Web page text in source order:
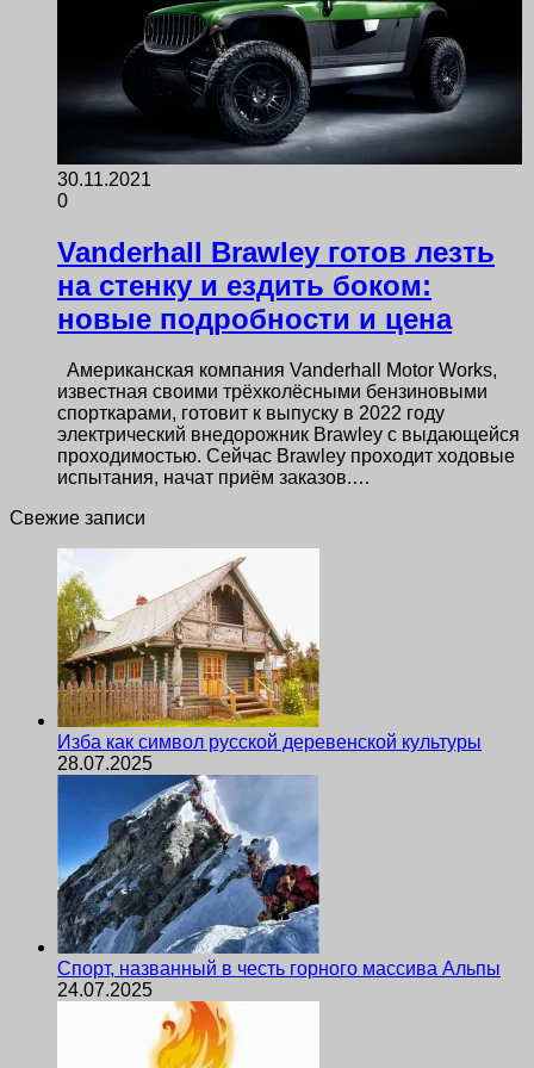
30.11.2021
0
Vanderhall Brawley готов лезть
на стенку и ездить боком:
новые подробности и цена
Американская компания Vanderhall Motor Works,
известная своими трёхколёсными бензиновыми
спорткарами, готовит к выпуску в 2022 году
электрический внедорожник Brawley с выдающейся
проходимостью. Сейчас Brawley проходит ходовые
испытания, начат приём заказов.…
Свежие записи
Изба как символ русской деревенской культуры
28.07.2025
Спорт, названный в честь горного массива Альпы
24.07.2025